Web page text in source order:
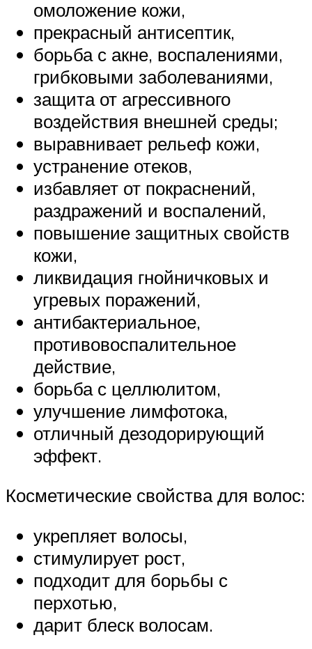
омоложение кожи,
прекрасный антисептик,
борьба с акне, воспалениями,
грибковыми заболеваниями,
защита от агрессивного
воздействия внешней среды;
выравнивает рельеф кожи,
устранение отеков,
избавляет от покраснений,
раздражений и воспалений,
повышение защитных свойств
кожи,
ликвидация гнойничковых и
угревых поражений,
антибактериальное,
противовоспалительное
действие,
борьба с целлюлитом,
улучшение лимфотока,
отличный дезодорирующий
эффект.
Косметические свойства для волос:
укрепляет волосы,
стимулирует рост,
подходит для борьбы с
перхотью,
дарит блеск волосам.